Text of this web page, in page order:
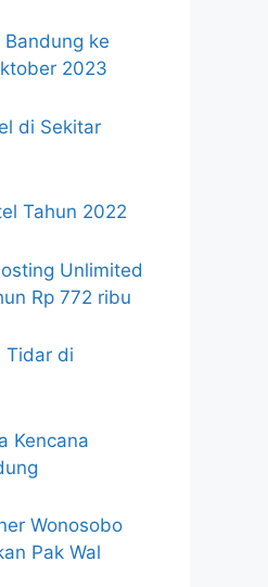
Bandung ke
2023
di Sekitar
Tahun 2022
Unlimited
Rp 772 ribu
Tidar di
Kencana
Wonosobo
Pak Wal